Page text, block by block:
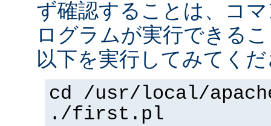
ず確認することは、コ
ログラムが実行できる
以下を実行してみてく
cd /usr/local/
./first.pl